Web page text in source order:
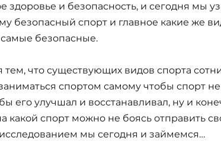
здоровье и безопасность, и сегодня мы
безопасный спорт и главное какие же
безопасные.
что существующих видов спорта
спортом самому чтобы спорт
его улучшал и восстанавливал, ну и
какой спорт можно не боясь отправить
мы сегодня и займемся…